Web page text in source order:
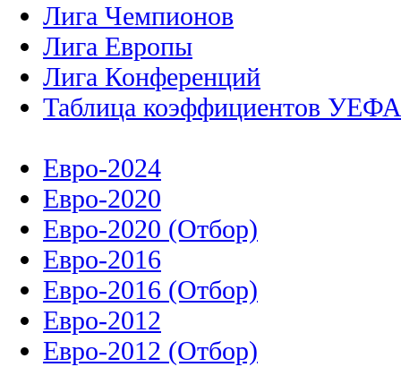
Лига Чемпионов
Лига Европы
Лига Конференций
Таблица коэффициентов УЕФА
Евро-2024
Евро-2020
Евро-2020 (Отбор)
Евро-2016
Евро-2016 (Отбор)
Евро-2012
Евро-2012 (Отбор)